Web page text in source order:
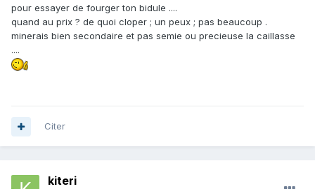
pour essayer de fourger ton bidule ....
quand au prix ? de quoi cloper ; un peux ; pas beaucoup .
minerais bien secondaire et pas semie ou precieuse la caillasse
....
Citer
kiteri